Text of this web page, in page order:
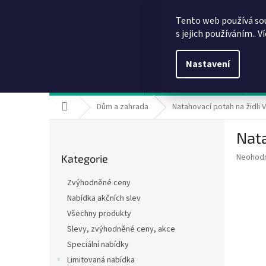
Tento web používá
s jejich používáním..
Nastavení
Domů Dům a zahrada Natahovací potah na židli
kategorie
Kategorie
Zvýhodněné ceny
Nabídka akčních slev
Všechny produkty
Slevy, zvýhodněné ceny, akce
Speciální nabídky
Limitovaná nabídka